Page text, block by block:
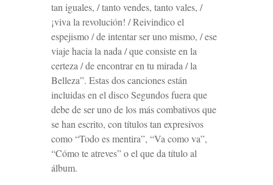
tan iguales, / tanto vendes, tanto vales, /
¡viva la revolución! / Reivindico el
espejismo / de intentar ser uno mismo, / ese
viaje hacia la nada / que consiste en la
certeza / de encontrar en tu mirada / la
Belleza”. Estas dos canciones están
incluidas en el discoSegundos fueraque
debe de ser uno de los más combativos que
se han escrito, con títulos tan expresivos
como “Todo es mentira”, “Va como va”,
“Cómo te atreves” o el que da título al
álbum.